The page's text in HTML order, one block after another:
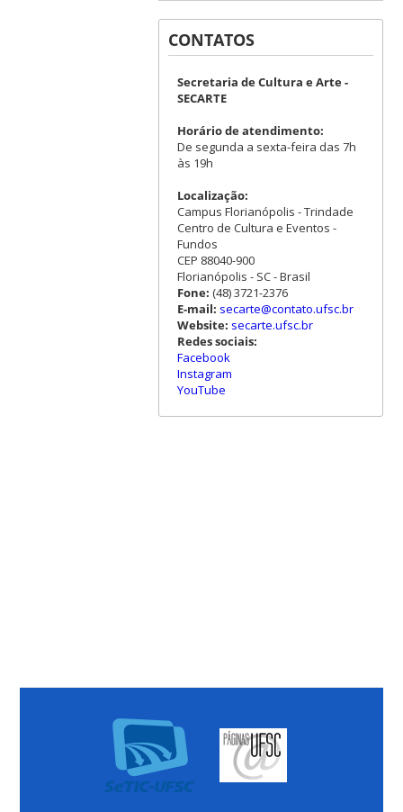
CONTATOS
Secretaria de Cultura e Arte -
SECARTE
Horário de atendimento:
De segunda a sexta-feira das 7h
às 19h
Localização:
Campus Florianópolis - Trindade
Centro de Cultura e Eventos -
Fundos
CEP 88040-900
Florianópolis - SC - Brasil
Fone: (48) 3721-2376
E-mail: secarte@contato.ufsc.br
Website: secarte.ufsc.br
Redes sociais:
Facebook
Instagram
YouTube